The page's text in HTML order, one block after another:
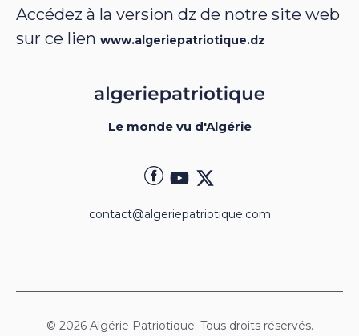
Accédez à la version dz de notre site web
sur ce lien www.algeriepatriotique.dz
Le monde vu d'Algérie
contact@algeriepatriotique.com
© 2026 Algérie Patriotique. Tous droits réservés.